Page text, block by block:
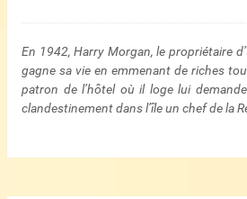
En 1942, Harry Morgan, le propriétaire
gagne sa vie en emmenant de riches
patron de l’hôtel où il loge lui
clandestinement dans l’île un chef de la